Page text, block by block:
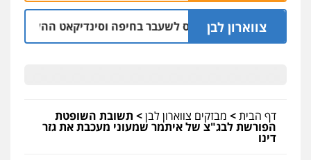
צווארון לבן
אישום: יו"ר ש"ס לשעבר בחיפה וסינדיקאט ההלוואות של
דף הבית> מבזקים צווארון לבן> תשובת השופטת
הפורשת לבג"צ של איתמר שמעוני מעכבת את גזר
דינו